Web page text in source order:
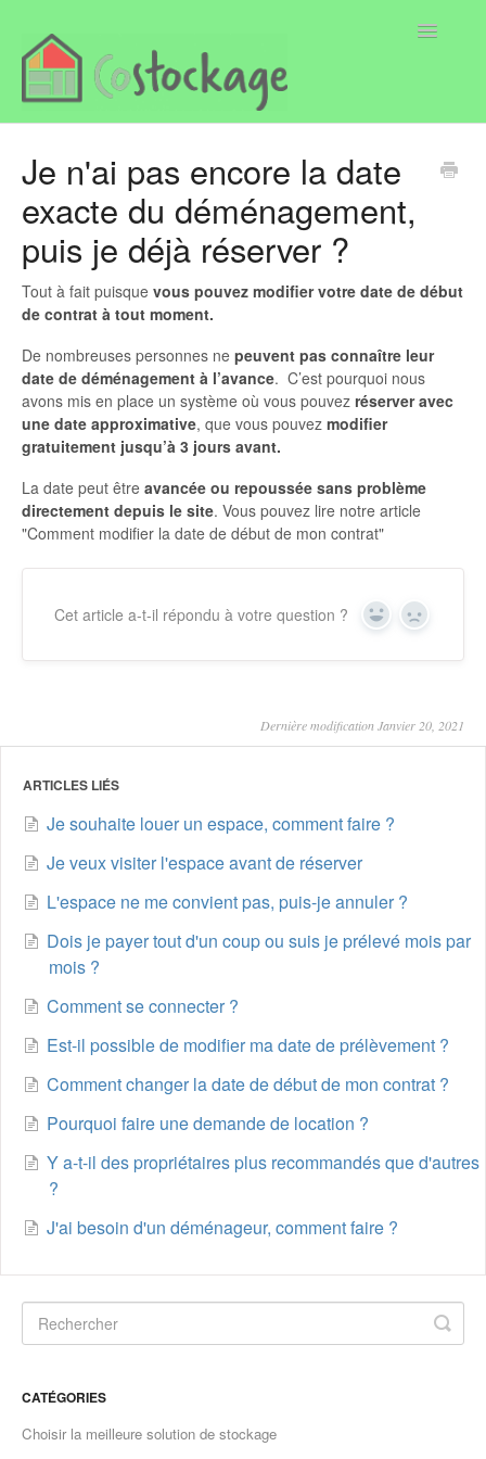
Toggle
Locataire
Propriétaire
Je n'ai pas encore la date
exacte du déménagement,
puis je déjà réserver ?
Tout à fait puisque vous pouvez modifier votre date de début
de contrat à tout moment.
De nombreuses personnes ne peuvent pas connaître leur
date de déménagement à l’avance. C’est pourquoi nous
avons mis en place un système où vous pouvez réserver avec
une date approximative, que vous pouvez modifier
gratuitement jusqu’à 3 jours avant.
La date peut être avancée ou repoussée sans problème
directement depuis le site. Vous pouvez lire notre article
"Comment modifier la date de début de mon contrat"
Cet article a-t-il répondu à votre question ? Yes No
Dernière modification Janvier 20, 2021
ARTICLES LIÉS
Je souhaite louer un espace, comment faire ?
Je veux visiter l'espace avant de réserver
L'espace ne me convient pas, puis-je annuler ?
Dois je payer tout d'un coup ou suis je prélevé mois par
mois ?
Comment se connecter ?
Est-il possible de modifier ma date de prélèvement ?
Comment changer la date de début de mon contrat ?
Pourquoi faire une demande de location ?
Y a-t-il des propriétaires plus recommandés que d'autres
?
J'ai besoin d'un déménageur, comment faire ?
CATÉGORIES
Choisir la meilleure solution de stockage